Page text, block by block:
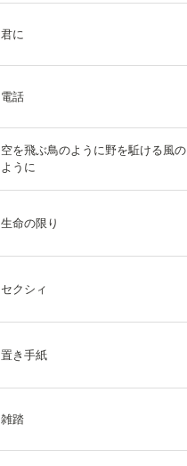
君に
電話
空を飛ぶ鳥のように野を駈ける風の
ように
生命の限り
セクシィ
置き手紙
雑踏